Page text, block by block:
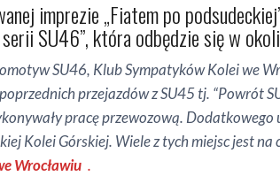
imprezie „Fiatem po
SU46”, która odbędzie się w
SU46, Klub Sympatyków Kolei we
przejazdów z SU45 tj. “Powrót
pracę przewozową.
Kolei Górskiej. Wiele z tych miejsc jest
Wrocławiu .